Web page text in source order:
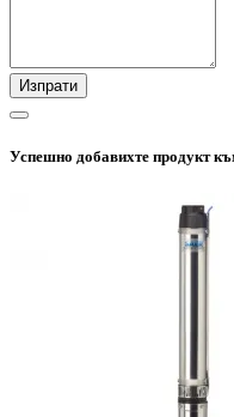
Изпрати
Успешно добавихте продукт